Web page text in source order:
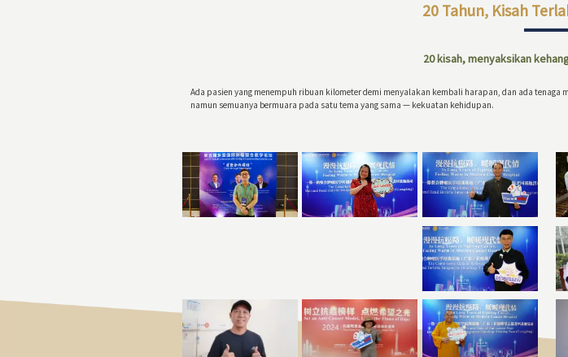
20 Tahun, Kisah
20 kisah, menyaksikan
Ada pasien yang menempuh ribuan kilometer demi menyalakan kembali harapan, dan ada
namun semuanya bermuara pada satu tema yang sama — kekuatan kehidupan.